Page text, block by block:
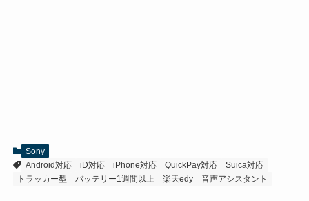
Sony
Android対応
iD対応 iPhone対応 QuickPay対応
Suica対応
トラッカー型
バッテリー1週間以上 楽天edy 音声アシスタント